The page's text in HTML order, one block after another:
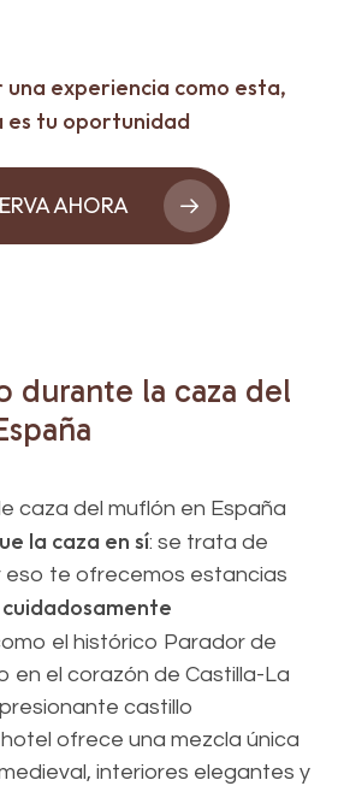
una experiencia como esta,
es tu oportunidad
AHORA
durante la caza del
caza del muflón en España
la caza en sí: se trata de
eso te ofrecemos estancias
el histórico Parador de
en el corazón de Castilla-La
castillo
ofrece una mezcla única
interiores elegantes y